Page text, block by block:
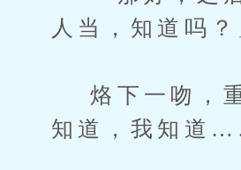
人当，知道吗
烙下一吻，重
知道，我知道